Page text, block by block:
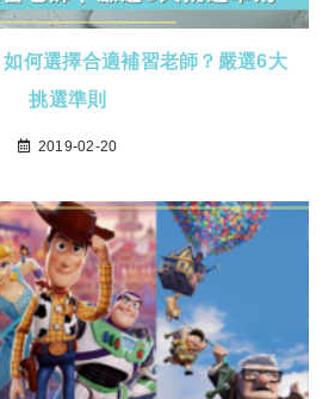
如何選擇合適補習老師？嚴選6大
挑選準則
2019-02-20